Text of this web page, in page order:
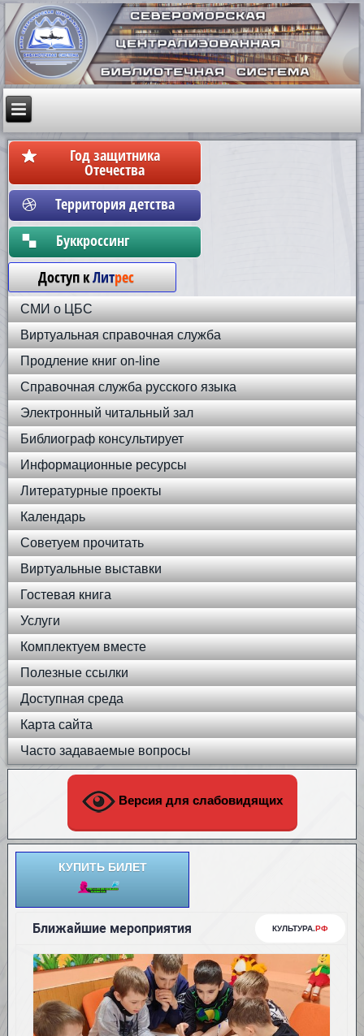
Год защитника
Отечества
Территория детства
Бyккpoccинг
Доступ кЛитрес
СМИ о ЦБС
Виртуальная справочная служба
Продление книг on-line
Справочная служба русского языка
Электронный читальный зал
Библиограф консультирует
Информационные ресурсы
Литературные проекты
Календарь
Советуем прочитать
Виртуальные выставки
Гостевая книга
Услуги
Комплектуем вместе
Полезные ссылки
Доступная среда
Карта сайта
Часто задаваемые вопросы
Версия для слабовидящих
КУПИТЬ БИЛЕТ